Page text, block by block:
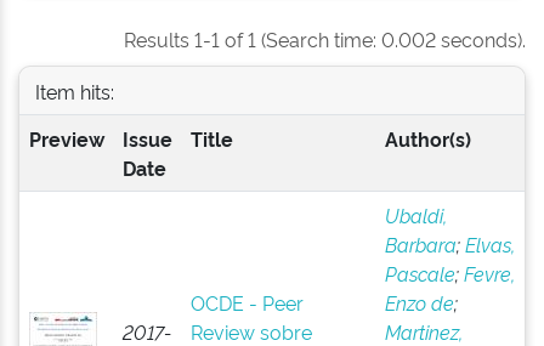
Results 1-1 of 1 (Search time: 0.002 seconds).
Item hits:
Preview
Issue
Date
Title Author(s)
2017-
OCDE - Peer
Review sobre
Ubaldi,
Barbara;Elvas,
Pascale;Fevre,
Enzo de;
Martinez,